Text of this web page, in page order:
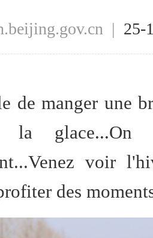
| 25-
de manger une
la glace...On
voir
des